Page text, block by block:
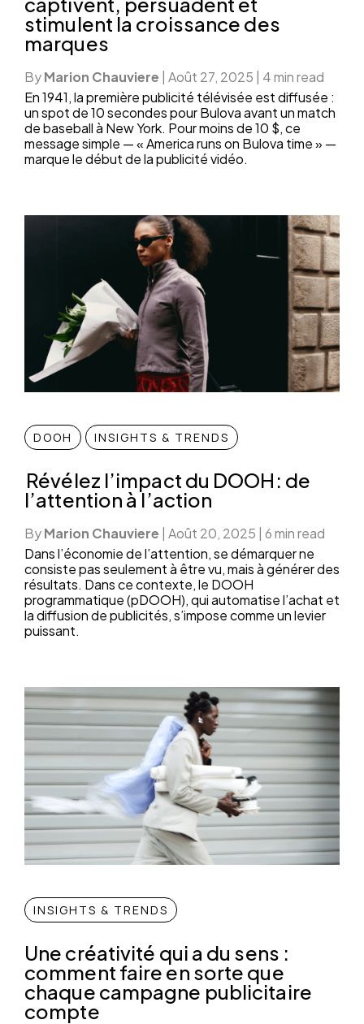
stimulent la croissance des
marques
ByMarion Chauviere Août 27, 2025
4 min read
En 1941, la première publicité télévisée est diffusée :
un spot de 10 secondes pour Bulova avant un match
de baseball à New York. Pour moins de 10 $, ce
message simple — « America runs on Bulova time » —
marque le début de la publicité vidéo.
DOOH INSIGHTS & TRENDS
Révélez l’impact du DOOH: de
l’attention à l’action
ByMarion Chauviere Août 20, 2025 6 min read
Dans l’économie de l’attention, se démarquer ne
consiste pas seulement à être vu, mais à générer des
résultats. Dans ce contexte, le DOOH
programmatique (pDOOH), qui automatise l’achat et
la diffusion de publicités, s’impose comme un levier
puissant.
INSIGHTS & TRENDS
Une créativité qui a du sens :
comment faire en sorte que
chaque campagne publicitaire
compte